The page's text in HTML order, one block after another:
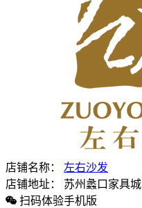
店铺名称：
左右沙发
店铺地址：
苏州蠡口家具城
扫码体验手机版